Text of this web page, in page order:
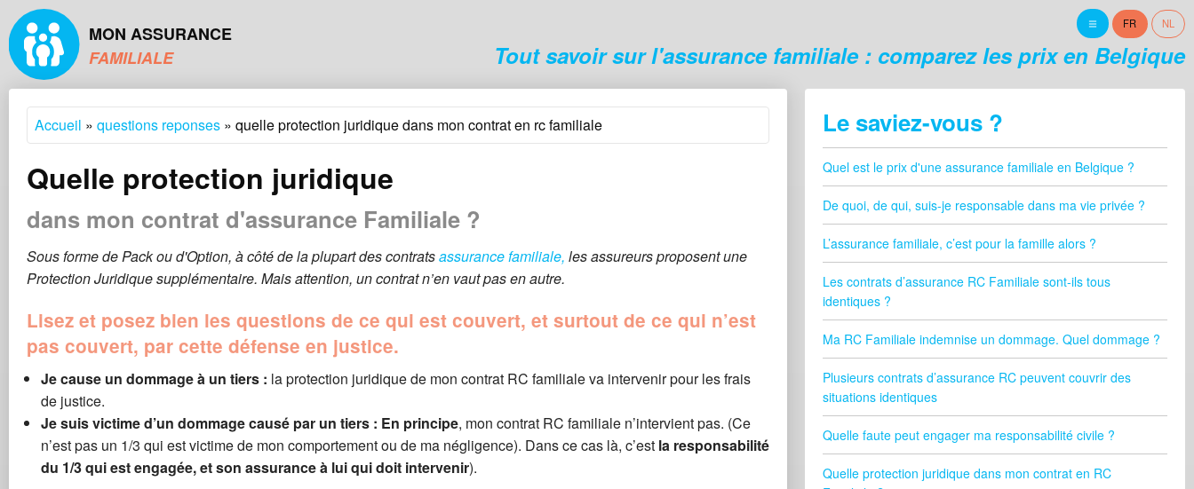
MON ASSURANCE
FAMILIALE
FR NL
Tout savoir sur l'assurance familiale : comparez les prix en Belgique
Accueil » questions reponses » quelle protection juridique dans mon contrat en rc familiale
Quelle protection juridique
dans mon contrat d'assurance Familiale ?
Sous forme de Pack ou d'Option, à côté de la plupart des contratsassurance familiale, les assureurs proposent une
Protection Juridique supplémentaire. Mais attention, un contrat n’en vaut pas en autre.
Lisez et posez bien les questions de ce qui est couvert, et surtout de ce qui n’est
pas couvert, par cette défense en justice.
Je cause un dommage à un tiers : la protection juridique de mon contrat RC familiale va intervenir pour les frais
de justice.
Je suis victime d’un dommage causé par un tiers : En principe, mon contrat RC familiale n’intervient pas. (Ce
n’est pas un 1/3 qui est victime de mon comportement ou de ma négligence). Dans ce cas là, c’est la responsabilité
du 1/3 qui est engagée, et son assurance à lui qui doit intervenir).
Le saviez-vous ?
Quel est le prix d'une assurance familiale en Belgique ?
De quoi, de qui, suis-je responsable dans ma vie privée ?
L’assurance familiale, c’est pour la famille alors ?
Les contrats d’assurance RC Familiale sont-ils tous
identiques ?
Ma RC Familiale indemnise un dommage. Quel dommage ?
Plusieurs contrats d’assurance RC peuvent couvrir des
situations identiques
Quelle faute peut engager ma responsabilité civile ?
Quelle protection juridique dans mon contrat en RC